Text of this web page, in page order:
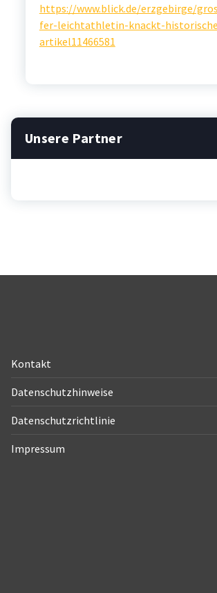
https://www.blick.de/erzgebirge/
fer-leichtathletin-knackt-
artikel11466581
Unsere Partner
Kontakt
Datenschutzhinweise
Datenschutzrichtlinie
Impressum